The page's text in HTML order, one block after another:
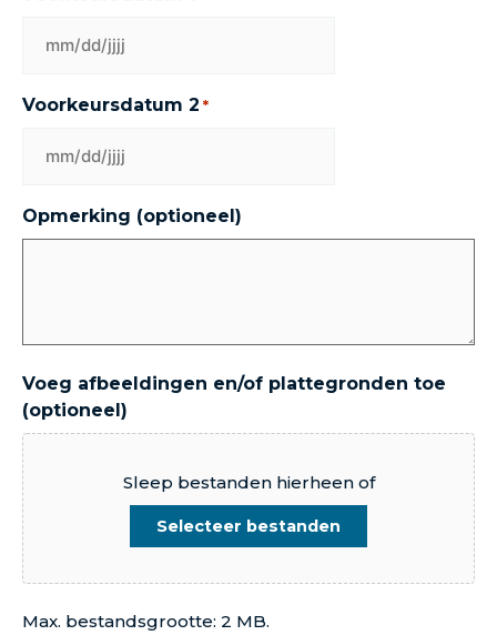
Voorkeursdatum 2 *
Opmerking (optioneel)
Voeg afbeeldingen en/of plattegronden toe
(optioneel)
Sleep bestanden hierheen of
Selecteer bestanden
Max. bestandsgrootte: 2 MB.